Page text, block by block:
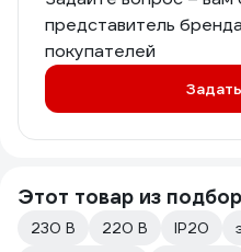
представитель
покупателей
Этот товар из
230 В 220 В IP20